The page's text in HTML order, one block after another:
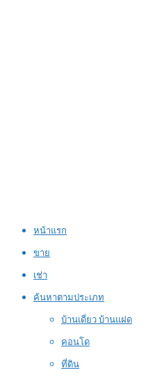
หน้าแรก
ขาย
เช่า
ค้นหาตามประเภท
บ้านเดี่ยว บ้านแฝด
คอนโด
ที่ดิน